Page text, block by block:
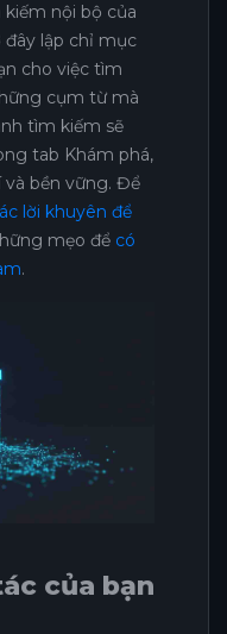
nội bộ của
đây lập chỉ mục
cho việc tìm
cụm từ mà
tìm kiếm sẽ
tab Khám phá,
bền vững. Để
lời khuyên để
mẹo để có
.
của bạn